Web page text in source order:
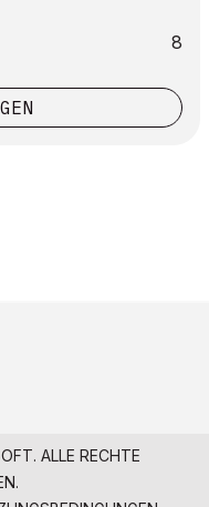
8
ALLE RECHTE